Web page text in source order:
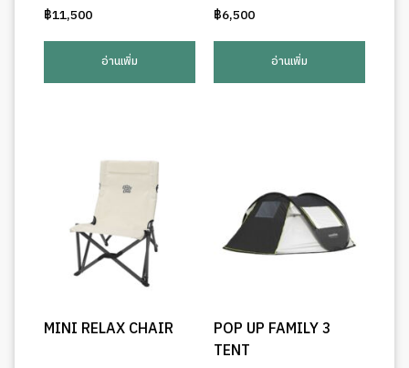
฿11,500
อ่านเพิ่ม
฿6,500
อ่านเพิ่ม
MINI RELAX CHAIR
POP UP FAMILY 3
TENT